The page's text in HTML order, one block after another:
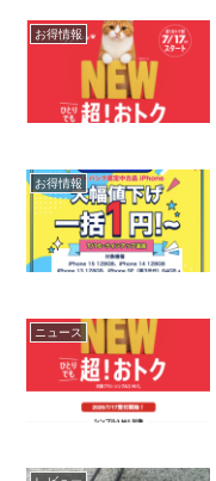
お得情報
お得情報
ニュース